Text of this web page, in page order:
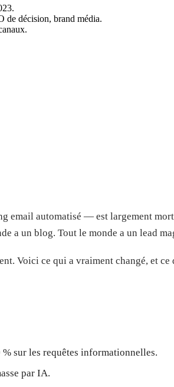
de décision, brand média.
automatisé — est largement mort
a un blog. Tout le monde a un lead
Voici ce qui a vraiment changé, et ce
sur les requêtes informationnelles.
par IA.